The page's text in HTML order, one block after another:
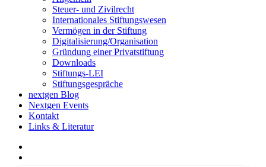
Steuer- und Zivilrecht
Internationales Stiftungswesen
Vermögen in der Stiftung
Digitalisierung/Organisation
Gründung einer Privatstiftung
Downloads
Stiftungs-LEI
Stiftungsgespräche
nextgen Blog
Nextgen Events
Kontakt
Links & Literatur